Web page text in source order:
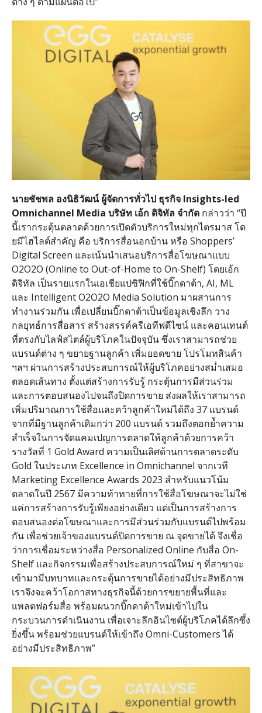
นายชัชพล องนิธิวัฒน์ ผู้จัดการทั่วไป ธุรกิจInsights-led
Omnichannel Media บริษัท เอ้ก ดิจิทัล จำกัด กล่าวว่า “ปี
นี้เรากระตุ้นตลาดด้วยการเปิดตัวบริการใหม่ทุกไตรมาส โด
ยมีไฮไลต์สำคัญ คือ บริการสื่อนอกบ้าน หรือ Shoppers’
Digital Screen และเน้นนำเสนอบริการสื่อโฆษณาแบบ
O2O2O (Online to Out-of-Home to On-Shelf) โดยเอ้ก
ดิจิทัล เป็นรายแรกในเอเชียแปซิฟิกที่ใช้บิ๊กดาต้า, AI, ML
และ Intelligent O2O2O Media Solution มาผสานการ
ทำงานร่วมกัน เพื่อเปลี่ยนบิ๊กดาต้าเป็นข้อมูลเชิงลึก วาง
กลยุทธ์การสื่อสาร สร้างสรรค์ครีเอทีฟดีไซน์ และคอนเทนต์
ที่ตรงกับไลฟ์สไตล์ผู้บริโภคในปัจจุบัน ซึ่งเราสามารถช่วย
แบรนด์ต่าง ๆ ขยายฐานลูกค้า เพิ่มยอดขาย โปรโมทสินค้า
ฯลฯ ผ่านการสร้างประสบการณ์ให้ผู้บริโภคอย่างสม่ำเสมอ
ตลอดเส้นทาง ตั้งแต่สร้างการรับรู้ กระตุ้นการมีส่วนร่วม
และการตอบสนองไปจนถึงปิดการขาย ส่งผลให้เราสามารถ
เพิ่มปริมาณการใช้สื่อและคว้าลูกค้าใหม่ได้ถึง 37 แบรนด์
จากที่มีฐานลูกค้าเดิมกว่า 200 แบรนด์ รวมถึงตอกย้ำความ
สำเร็จในการจัดแคมเปญการตลาดให้ลูกค้าด้วยการคว้า
รางวัลที่ 1 Gold Award ความเป็นเลิศด้านการตลาดระดับ
Gold ในประเภท Excellence in Omnichannel จากเวที
Marketing Excellence Awards 2023 สำหรับแนวโน้ม
ตลาดในปี2567 มีความท้าทายที่การใช้สื่อโฆษณาจะไม่ใช่
แค่การสร้างการรับรู้เพียงอย่างเดียว แต่เป็นการสร้างการ
ตอบสนองต่อโฆษณาและการมีส่วนร่วมกับแบรนด์ไปพร้อม
กัน เพื่อช่วยเจ้าของแบรนด์ปิดการขาย ณ จุดขายได้ จึงเชื่อ
ว่าการเชื่อมระหว่างสื่อ Personalized Online กับสื่อ On-
Shelf และกิจกรรมเพื่อสร้างประสบการณ์ใหม่ ๆ ที่สาขาจะ
เข้ามามีบทบาทและกระตุ้นการขายได้อย่างมีประสิทธิภาพ
เราจึงจะคว้าโอกาสทางธุรกิจนี้ด้วยการขยายพื้นที่และ
แพลตฟอร์มสื่อ พร้อมผนวกบิ๊กดาต้าใหม่เข้าไปใน
กระบวนการดำเนินงาน เพื่อเจาะลึกอินไซต์ผู้บริโภคได้ลึกซึ้ง
ยิ่งขึ้น พร้อมช่วยแบรนด์ให้เข้าถึง Omni-Customersได้
อย่างมีประสิทธิภาพ”